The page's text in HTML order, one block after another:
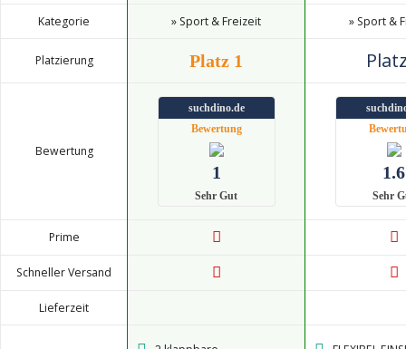
Kategorie » Sport & Freizeit » Sport &
Platzierung Platz 1
Bewertung
suchdino.de
Bewertung
1
Sehr Gut
1.6
Sehr
Prime
Schneller Versand
Lieferzeit